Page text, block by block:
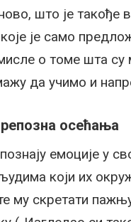
што је
је само
о томе шта
да учимо и
осећања
емоције
који их
му скретати